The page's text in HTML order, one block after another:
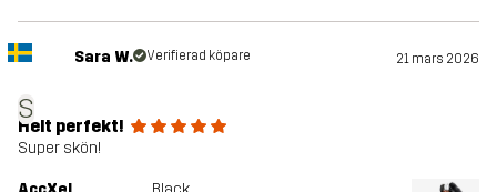
S
Sara W. Verifierad köpare 21 mars 2026
Helt perfekt!
Super skön!